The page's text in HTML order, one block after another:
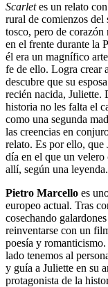
Scarletes un relato
rural de comienzos
tosco, pero de corazón
en el frente durante la
él era un magnífico
fe de ello. Logra crear
descubre que su
recién nacida, Juliette.
historia no les falta el
como una segunda
las creencias en
relato. Es por ello, que
día en el que un velero
allí, según una leyenda.
Pietro Marcello es
europeo actual. Tras
cosechando
reinventarse con un
poesía y
lado tenemos al
y guía a Juliette en su
protagonista de la